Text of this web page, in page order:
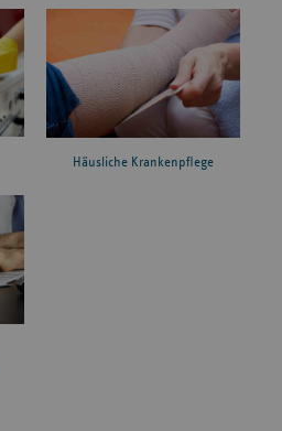
Häusliche Krankenpflege